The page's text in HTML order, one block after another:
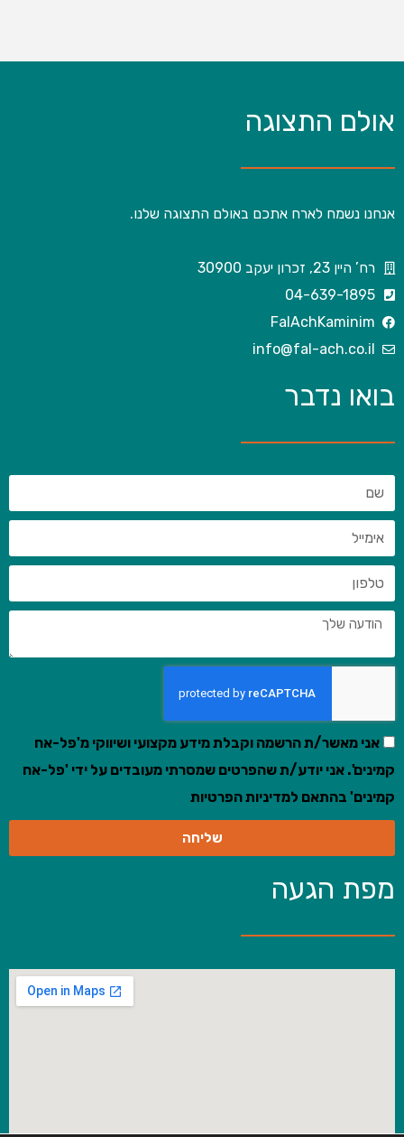
אולם התצוגה
אנחנו נשמח לארח אתכם באולם התצוגה שלנו.
רח’ היין 23, זכרון יעקב 30900
04-639-1895
FalAchKaminim
info@fal-ach.co.il
בואו נדבר
אני מאשר/ת הרשמה וקבלת מידע מקצועי ושיווקי מ'פל-אח
קמינים'. אני יודע/ת שהפרטים שמסרתי מעובדים על ידי 'פל-אח
קמינים' בהתאם למדיניות הפרטיות
שליחה
מפת הגעה